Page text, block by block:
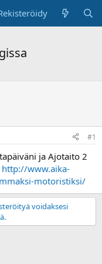
#1
ja Ajotaito 2
http://www.aika-
motoristiksi/
voidaksesi